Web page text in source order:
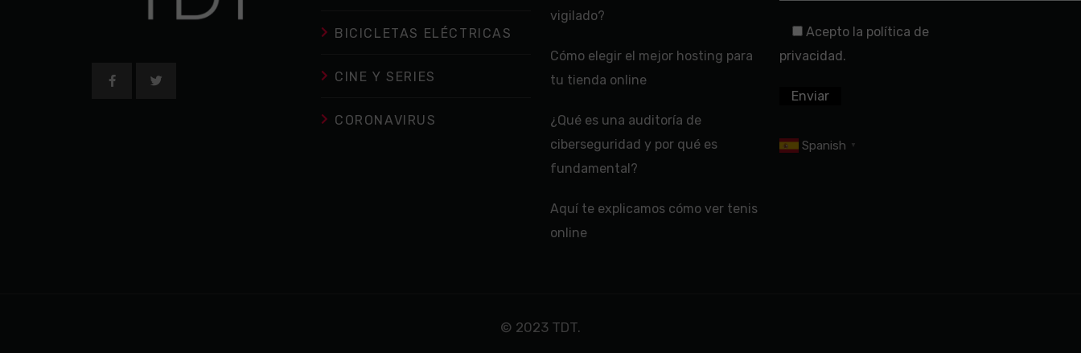
BICICLETAS ELÉCTRICAS
CINE Y SERIES
CORONAVIRUS
vigilado?
Cómo elegir el mejor hosting para
tu tienda online
¿Qué es una auditoría de
ciberseguridad y por qué es
fundamental?
Aquí te explicamos cómo ver tenis
online
Acepto la política de
privacidad.
Spanish ▼
© 2023 TDT.